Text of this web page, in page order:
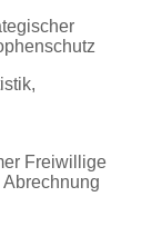
Freiwillige